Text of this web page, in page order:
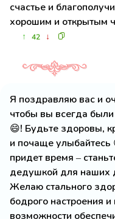
счастье и
хорошим и открытым
↑ 42 ↓
Я поздравляю вас и
чтобы вы всегда
😄! Будьте здоровы,
и почаще улыбайтесь
придет время –
дедушкой для наших
Желаю стального
бодрого настроения и
возможности